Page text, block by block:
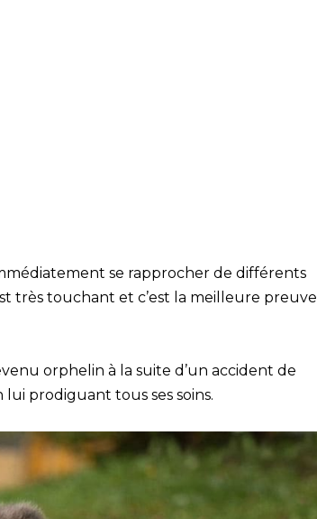
se rapprocher de différents
très touchant et c’est la meilleure preuve
orphelin à la suite d’un accident de
prodiguant tous ses soins.